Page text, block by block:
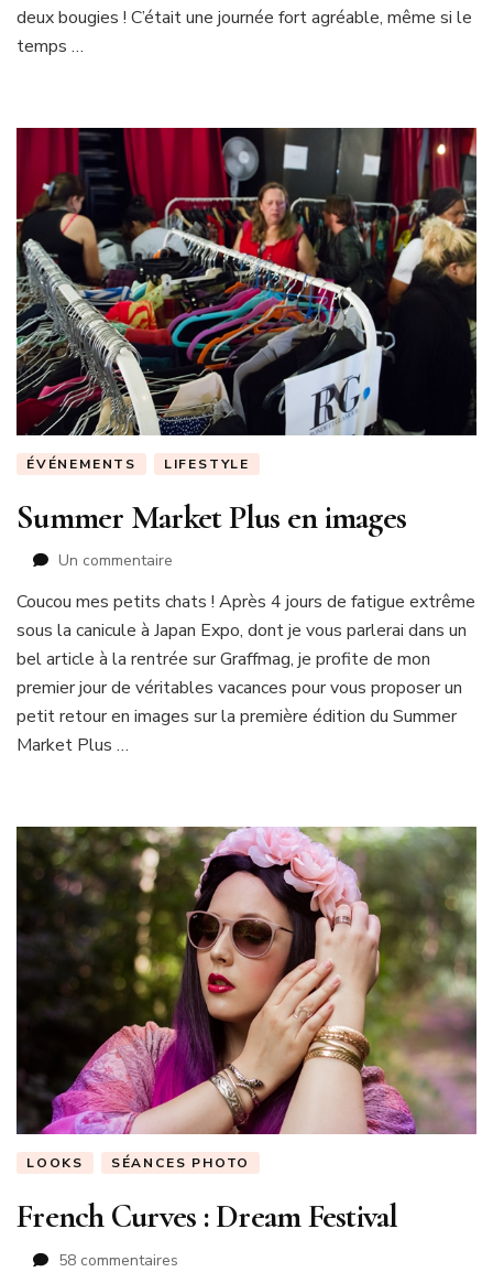
deux bougies ! C’était une journée fort agréable, même si le
temps …
ÉVÉNEMENTS LIFESTYLE
Summer Market Plus en images
Un commentaire
Market
Plus
en
Coucou mes petits chats ! Après 4 jours de fatigue extrême
sous la canicule à Japan Expo, dont je vous parlerai dans un
bel article à la rentrée sur Graffmag, je profite de mon
premier jour de véritables vacances pour vous proposer un
petit retour en images sur la première édition du Summer
Market Plus …
LOOKS SÉANCES PHOTO
French Curves : Dream Festival
58 commentaires